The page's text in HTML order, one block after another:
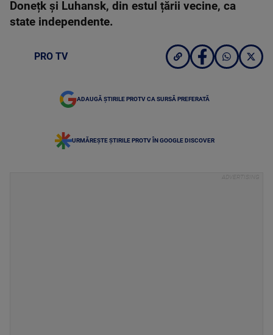
Donețk și Luhansk, din estul țării vecine, ca
state independente.
PRO TV
ADAUGĂ ȘTIRILE PROTV CA SURSĂ PREFERATĂ
URMĂREȘTE ȘTIRILE PROTV ÎN GOOGLE DISCOVER